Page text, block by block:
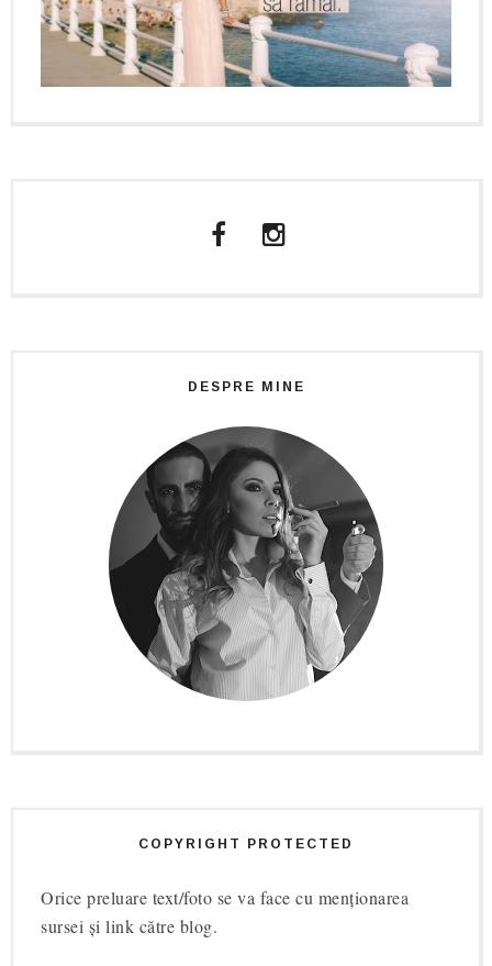
DESPRE MINE
COPYRIGHT PROTECTED
Orice preluare text/foto se va face cu menționarea
sursei și link către blog.